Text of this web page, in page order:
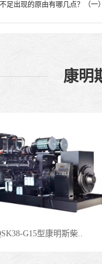
足出现的原由有哪几点？（一）
康明
G15型康明斯柴..